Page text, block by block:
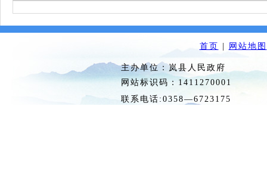
首页 网站地图
主办单位：岚县人民政府
网站标识码：
联系电话